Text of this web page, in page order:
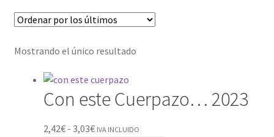
Mostrando el único resultado
Con este Cuerpazo… 2023
2,42€ - 3,03€ IVA INCLUIDO